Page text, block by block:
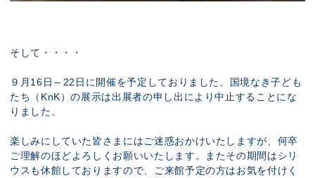
そして・・・・
９月16日～22日に開催を予定しておりました、国境なき子ども
たち（KnK）の展示は出展者の申し出により中止することにな
りました。
楽しみにしていた皆さまにはご迷惑おかけいたしますが、何卒
ご理解のほどよろしくお願いいたします。またその期間はシリ
ウスも休館しておりますので、ご来館予定の方はお気を付けく